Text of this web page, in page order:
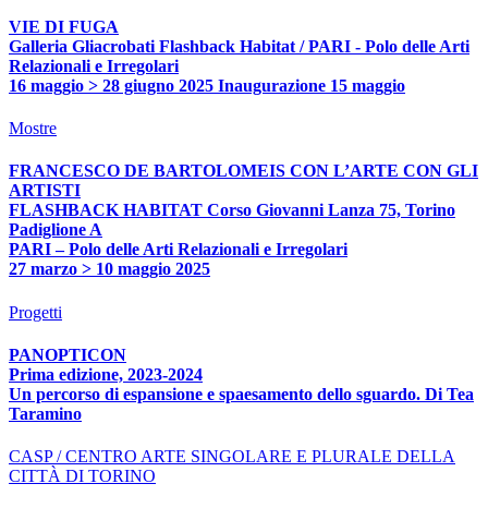
VIE DI FUGA
Galleria Gliacrobati Flashback Habitat / PARI - Polo delle Arti
Relazionali e Irregolari
16 maggio > 28 giugno 2025 Inaugurazione 15 maggio
Mostre
FRANCESCO DE BARTOLOMEIS CON L’ARTE CON GLI
ARTISTI
FLASHBACK HABITAT Corso Giovanni Lanza 75, Torino
Padiglione A
PARI – Polo delle Arti Relazionali e Irregolari
27 marzo > 10 maggio 2025
Progetti
PANOPTICON
Prima edizione, 2023-2024
Un percorso di espansione e spaesamento dello sguardo. Di Tea
Taramino
CASP / CENTRO ARTE SINGOLARE E PLURALE DELLA
CITTÀ DI TORINO